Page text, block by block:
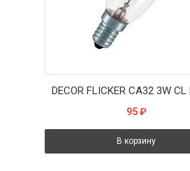
95 ₽
В корзину